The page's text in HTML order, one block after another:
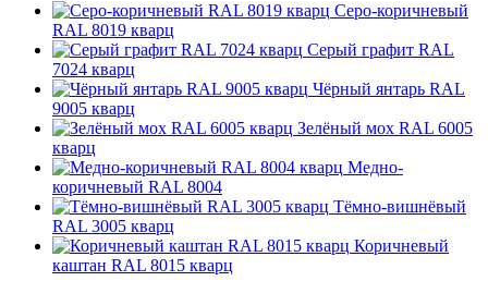
Серо-коричневый
RAL 8019 кварц
Серый графит RAL
7024 кварц
Чёрный янтарь RAL
9005 кварц
Зелёный мох RAL 6005
кварц
Медно-
коричневый RAL 8004
Тёмно-вишнёвый
RAL 3005 кварц
Коричневый
каштан RAL 8015 кварц